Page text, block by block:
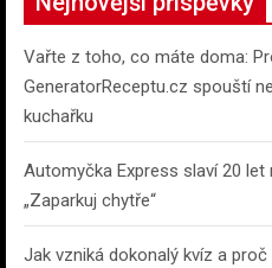
Vařte z toho, co máte doma:
GeneratorReceptu.cz spouští
kuchařku
Automyčka Express slaví 20
„Zaparkuj chytře“
Jak vzniká dokonalý kvíz a